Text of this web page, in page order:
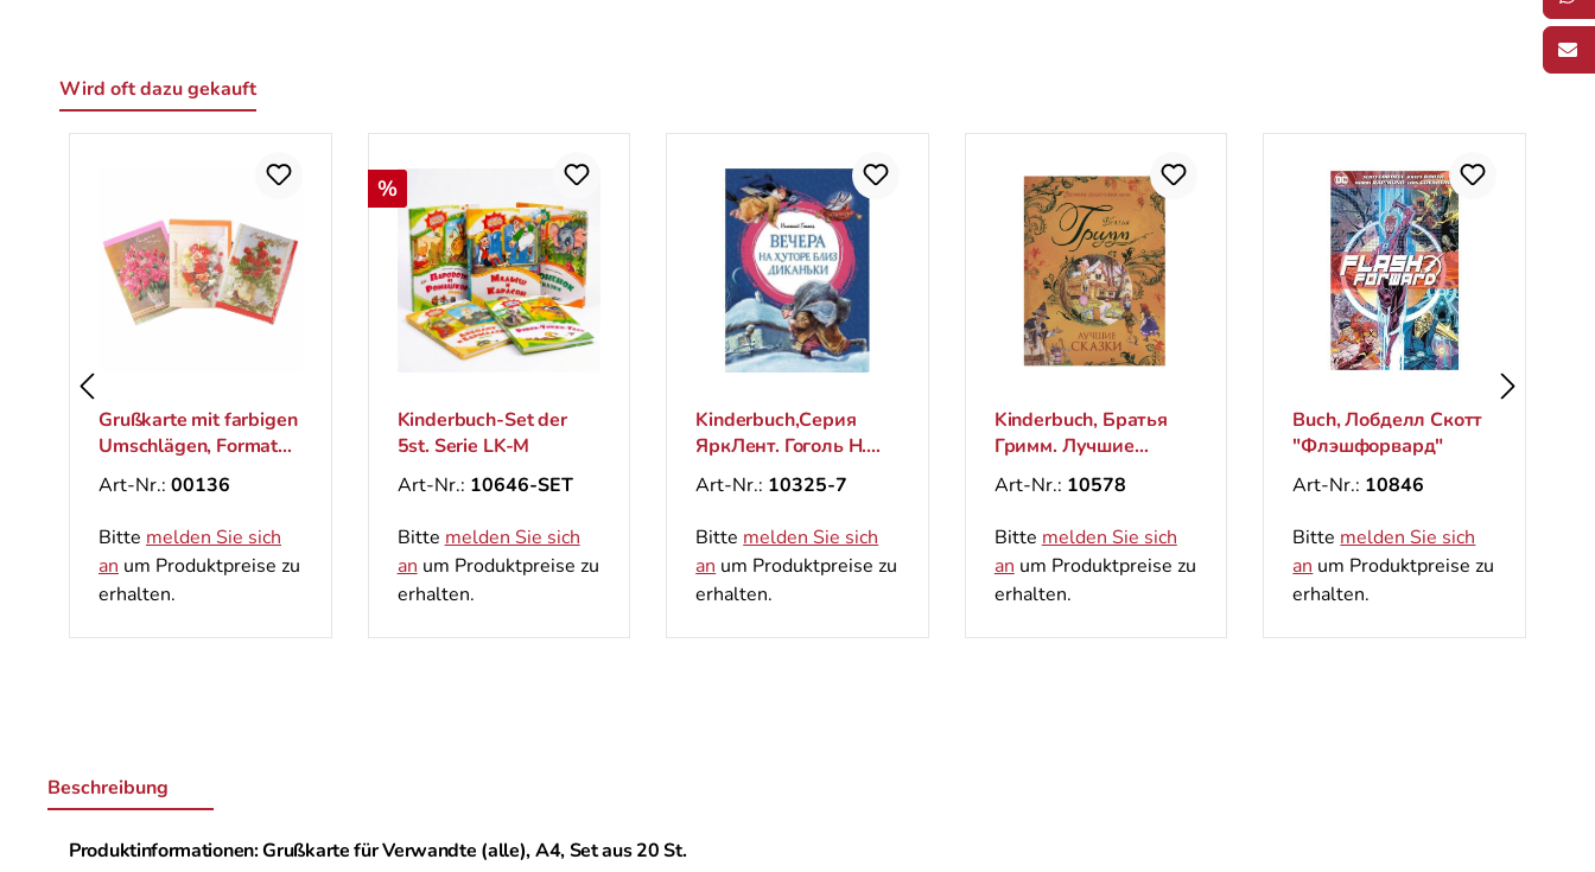
Wird oft dazu gekauft
Grußkarte mit farbigen
Umschlägen, Format
B6
Art-Nr.: 00136
Bitte melden Sie sich
an um Produktpreise zu
erhalten.
Rabatt
%
Kinderbuch-Set der
5st. Serie LK-M
Art-Nr.: 10646-SET
Bitte melden Sie sich
an um Produktpreise zu
erhalten.
Kinderbuch,Серия
ЯркЛент. Гоголь Н.
"Вечера на хуторе
близ Диканьки"
Art-Nr.: 10325-7
Bitte melden Sie sich
an um Produktpreise zu
erhalten.
Kinderbuch, Братья
Гримм. Лучшие
сказки (Великие
сказочники мира)
Art-Nr.: 10578
Bitte melden Sie sich
an um Produktpreise zu
erhalten.
Buch, Лобделл Скотт
"Флэшфорвард"
Art-Nr.: 10846
Bitte melden Sie sich
an um Produktpreise zu
erhalten.
Beschreibung
Produktinformationen: Grußkarte für Verwandte (alle), A4, Set aus 20 St.